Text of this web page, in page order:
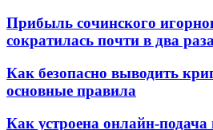
Прибыль сочинского
сократилась почти в два
Как безопасно выводить
основные правила
Как устроена онлайн-подача